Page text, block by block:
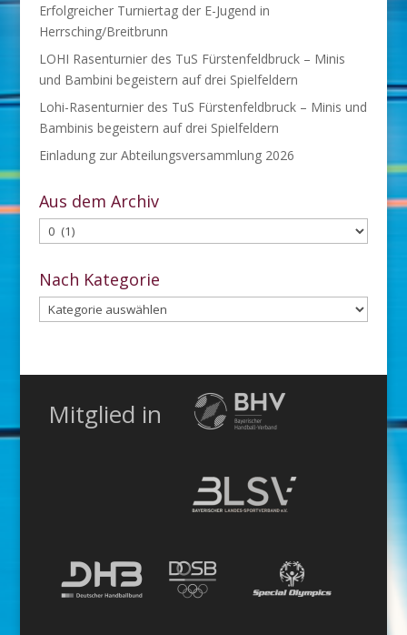
Erfolgreicher Turniertag der E-Jugend in
Herrsching/Breitbrunn
LOHI Rasenturnier des TuS Fürstenfeldbruck – Minis
und Bambini begeistern auf drei Spielfeldern
Lohi-Rasenturnier des TuS Fürstenfeldbruck – Minis und
Bambinis begeistern auf drei Spielfeldern
Einladung zur Abteilungsversammlung 2026
Aus dem Archiv
Aus
dem
Archiv
Nach Kategorie
Nach
Kategorie
Mitglied in